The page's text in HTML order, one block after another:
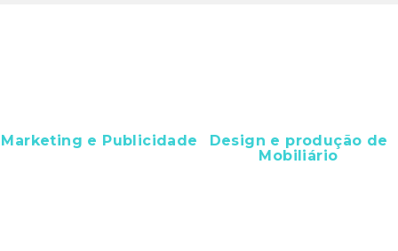
Marketing e Publicidade
Design e produção de
Mobiliário